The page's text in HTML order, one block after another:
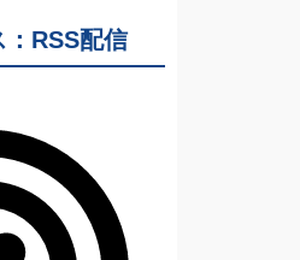
：RSS配信